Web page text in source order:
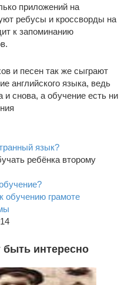
приложений на
ребусы и кроссворды на
к запоминанию
и песен так же сыграют
английского языка, ведь
снова, а обучение есть ни
язык?
ребёнка второму
обучению грамоте
интересно